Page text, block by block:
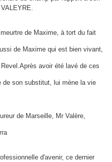
de Maxime, à tort du fait
de Maxime qui est bien vivant,
avoir été lavé de ces
de son substitut, lui mène la vie
de Marseille, Mr Valère,
d'avenir, ce dernier